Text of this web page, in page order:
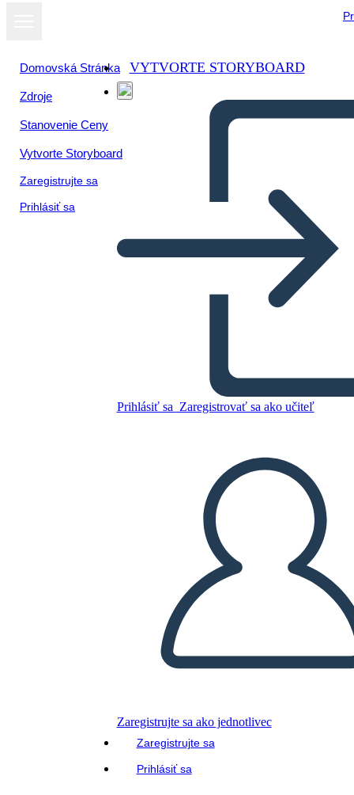
Domovská Stránka
Zdroje
Stanovenie Ceny
Vytvorte Storyboard
Zaregistrujte sa
Prihlásiť sa
VYTVORTE STORYBOARD
Prihlásiť sa Zaregistrovať sa ako učiteľ
Zaregistrujte sa ako jednotlivec
Zaregistrujte sa
Prihlásiť sa
Skopírujte tento Storyboard
VYTVORIŤ STORYBOARD
ČÍTAJ MI